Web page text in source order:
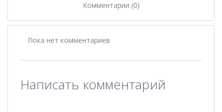
Комментарии (0)
Пока нет комментариев
Написать комментарий